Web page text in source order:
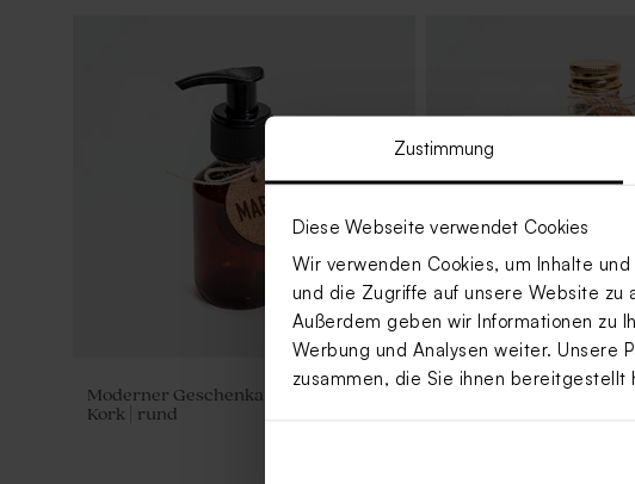
Zustimmung
Diese Webseite verwendet Cookies
Wir verwenden Cookies, um Inhalte
und die Zugriffe auf unsere Website zu
Außerdem geben wir Informationen zu
Werbung und Analysen weiter. Unsere
zusammen, die Sie ihnen
Moderner Geschenkanhänger aus
Kork | rund
Schmaler